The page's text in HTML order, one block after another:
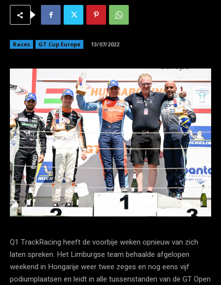
Races GT Cup Europe 13/07/2022
Q1 TrackRacing heeft de voorbije weken opnieuw van zich
laten spreken. Het Limburgse team behaalde afgelopen
weekend in Hongarije weer twee zeges en nog eens vijf
podiumplaatsen en leidt in alle tussenstanden van de GT Open